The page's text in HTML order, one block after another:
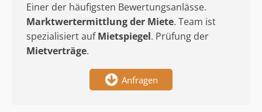
Einer der häufigsten Bewertungsanlässe.
Marktwertermittlungder Miete. Team ist
spezialisiert aufMietspiegel. Prüfung der
Mietverträge.
Anfragen